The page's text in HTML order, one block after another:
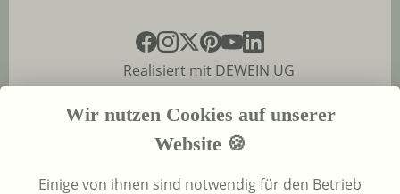
Realisiert mit DEWEIN UG
Wir nutzen Cookies auf unserer
Website 🍪
Einige von ihnen sind notwendig für den Betrieb